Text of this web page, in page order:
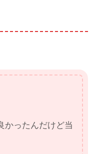
かったんだけど当